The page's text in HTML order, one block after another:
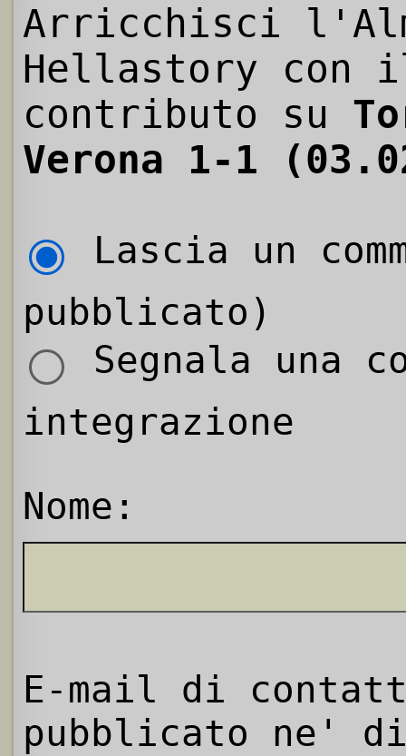
Arricchisci
Hellastory con
contributo su
Verona 1-1
Lascia un
pubblicato)
Segnala una
integrazione
Nome:
E-mail di
pubblicato ne'